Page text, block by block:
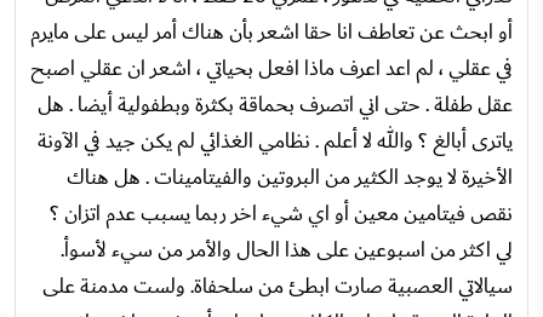
أو ابحث عن تعاطف انا حقا اشعر بأن هناك أمر ليس على مايرم
في عقلي ، لم اعد اعرف ماذا افعل بحياتي ، اشعر ان عقلي اصبح
عقل طفلة . حتى اني اتصرف بحماقة بكثرة وبطفولية أيضا . هل
ياترى أبالغ ؟ والله لا أعلم . نظامي الغذائي لم يكن جيد في الآونة
الأخيرة لا يوجد الكثير من البروتين والفيتامينات . هل هناك
نقص فيتامين معين أو اي شيء اخر ربما يسبب عدم اتزان ؟
لي اكثر من اسبوعين على هذا الحال والأمر من سيء لأسوأ.
سيالاتي العصبية صارت ابطئ من سلحفاة. ولست مدمنة على